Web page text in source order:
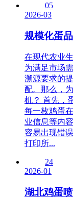
05
2026-03
规模化蛋
在现代农业
为满足市场
溯源要求的
配。那么，
机？ 首先，
每一枚鸡蛋
业信息等内
容易出现错
打印所...
24
2026-01
湖北鸡蛋